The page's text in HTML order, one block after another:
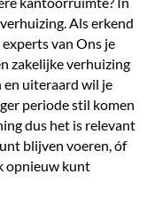
Als erkend
van Ons je
zakelijke verhuizing
en uiteraard wil je
periode stil komen
dus het is relevant
blijven voeren, óf
opnieuw kunt